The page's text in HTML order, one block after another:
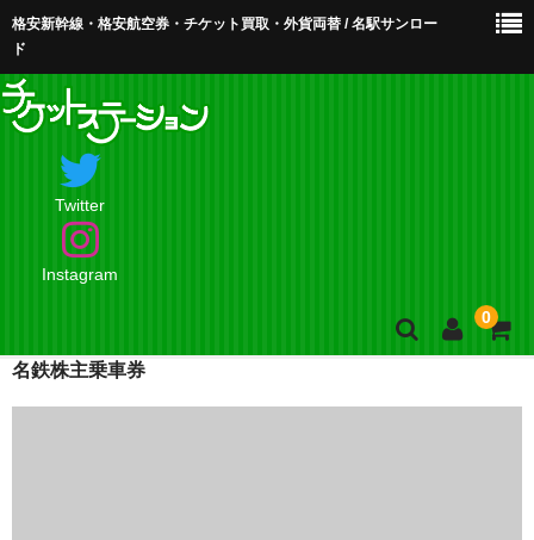
格安新幹線・格安航空券・チケット買取・外貨両替 / 名駅サンロー
ド
Twitter
Instagram
0
名鉄株主乗車券